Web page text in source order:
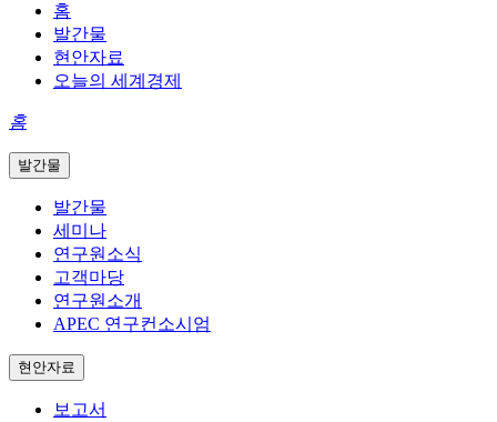
홈
발간물
현안자료
오늘의 세계경제
홈
발간물
발간물
세미나
연구원소식
고객마당
연구원소개
APEC 연구컨소시엄
현안자료
보고서